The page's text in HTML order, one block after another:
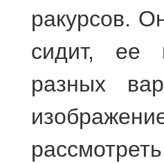
ракурсов.
сидит, ее
разных